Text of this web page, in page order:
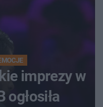
imprezy w
ogłosiła